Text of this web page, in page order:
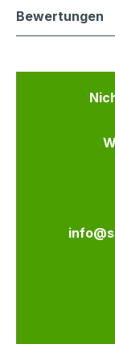
Bewertungen